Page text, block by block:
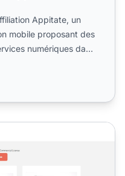
Appitate, un
mobile proposant des
numériques dans